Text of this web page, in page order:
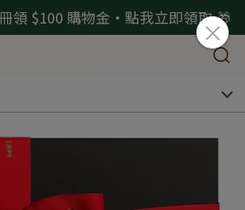
領 $100 購物金・點我立即領取 🎁